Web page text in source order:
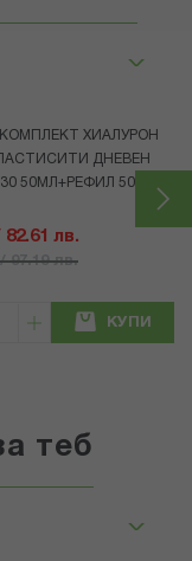
ХИАЛУРОН
ДНЕВЕН
50МЛ+РЕФИЛ 50МЛ
82.61 лв.
97.19 лв.
КУПИ
теб